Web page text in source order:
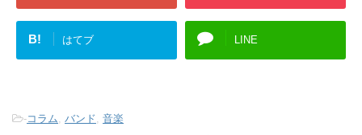
B! はてブ LINE
-コラム バンド 音楽